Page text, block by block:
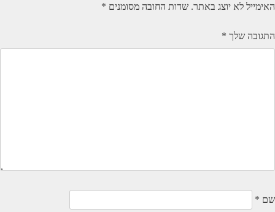
האימייל לא יוצג באתר. שדות החובה מסומנים *
התגובה שלך *
שם *